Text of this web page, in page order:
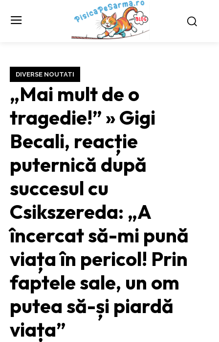
DIVERSE NOUTATI
„Mai mult de o
tragedie!” » Gigi
Becali, reacție
puternică după
succesul cu
Csikszereda: „A
încercat să-mi pună
viața în pericol! Prin
faptele sale, un om
putea să-și piardă
viața”